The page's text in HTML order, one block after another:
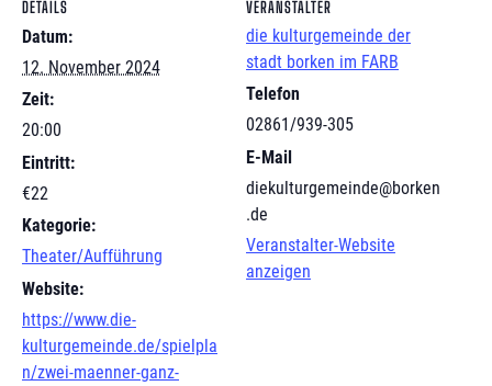
DETAILS
Datum:
12. November 2024
Zeit:
20:00
Eintritt:
€22
Kategorie:
Theater/Aufführung
Website:
https://www.die-
kulturgemeinde.de/spielpla
n/zwei-maenner-ganz-
VERANSTALTER
die kulturgemeinde der
stadt borken im FARB
Telefon
02861/939-305
E-Mail
diekulturgemeinde@borken
.de
Veranstalter-Website
anzeigen